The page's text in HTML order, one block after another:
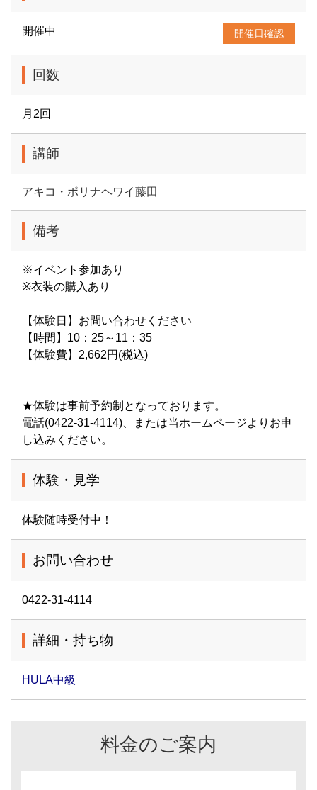
開催中 開催日確認
回数
月2回
講師
アキコ・ポリナヘワイ藤田
備考
※イベント参加あり
※衣装の購入あり
【体験日】お問い合わせください
【時間】10：25～11：35
【体験費】2,662円(税込)
★体験は事前予約制となっております。
電話(0422-31-4114)、または当ホームページよりお申
し込みください。
体験・見学
体験随時受付中！
お問い合わせ
0422-31-4114
詳細・持ち物
HULA中級
料金のご案内